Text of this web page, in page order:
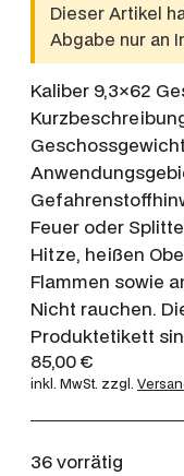
Dieser Artikel
Abgabe nur an
Kaliber 9,3×62
Feuer oder
Hitze, heißen
Flammen sowie
Nicht rauchen.
Produktetikett
85,00€
inkl. MwSt. zzgl.
36 vorrätig